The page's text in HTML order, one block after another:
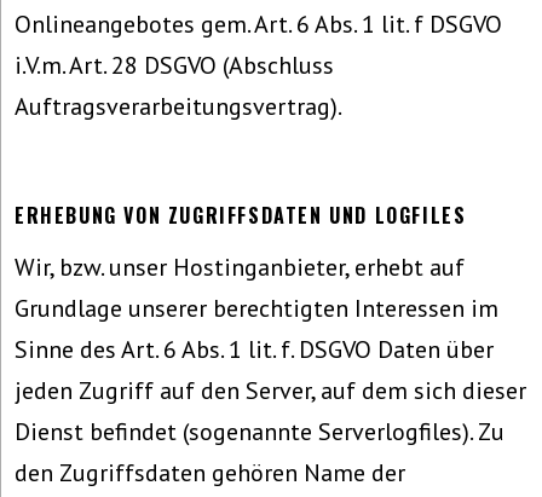
Onlineangebotes gem. Art. 6 Abs. 1 lit. f DSGVO
i.V.m. Art. 28 DSGVO (Abschluss
Auftragsverarbeitungsvertrag).
ERHEBUNG VON ZUGRIFFSDATEN UND LOGFILES
Wir, bzw. unser Hostinganbieter, erhebt auf
Grundlage unserer berechtigten Interessen im
Sinne des Art. 6 Abs. 1 lit. f. DSGVO Daten über
jeden Zugriff auf den Server, auf dem sich dieser
Dienst befindet (sogenannte Serverlogfiles). Zu
den Zugriffsdaten gehören Name der